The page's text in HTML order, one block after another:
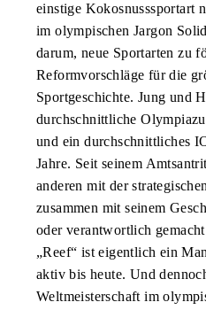
einstige Kokosnusssportart
im olympischen Jargon
darum, neue Sportarten zu
Reformvorschläge für die
Sportgeschichte. Jung und
durchschnittliche
und ein durchschnittliches
Jahre. Seit seinem
anderen mit der
zusammen mit seinem
oder verantwortlich
„Reef“ ist eigentlich ein
aktiv bis heute. Und
Weltmeisterschaft im